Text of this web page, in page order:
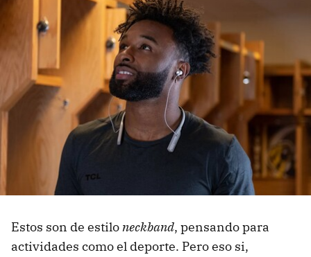
Estos son de estiloneckband, pensando para
actividades como el deporte. Pero eso si,